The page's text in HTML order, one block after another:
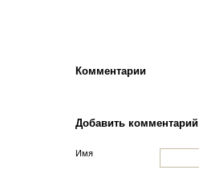
Комментарии
Добавить комментарий
Имя